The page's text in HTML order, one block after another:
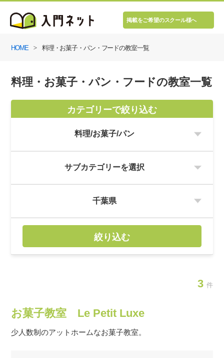
掲載をご希望のスクール様へ
HOME 料理・お菓子・パン・フードの教室一覧
料理・お菓子・パン・フードの教室一覧
カテゴリーで絞り込む
絞り込む
3 件
お菓子教室 Le Petit Luxe
少人数制のアットホームなお菓子教室。